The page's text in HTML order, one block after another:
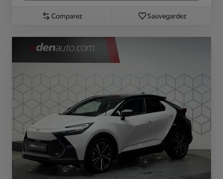
Comparez Sauvegardez